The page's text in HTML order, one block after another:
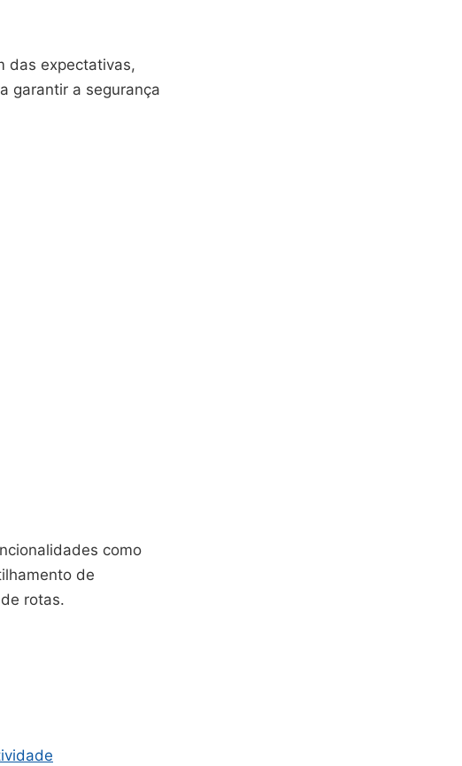
das expectativas,
garantir a segurança
como
de
rotas.